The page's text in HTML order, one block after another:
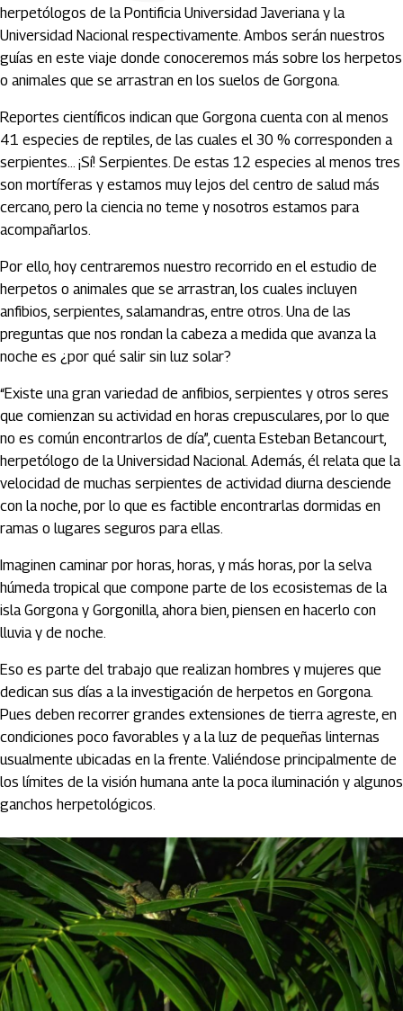
herpetólogos de la Pontificia Universidad Javeriana y la
Universidad Nacional respectivamente. Ambos serán nuestros
guías en este viaje donde conoceremos más sobre los herpetos
o animales que se arrastran en los suelos de Gorgona.
Reportes científicos indican que Gorgona cuenta con al menos
41 especies de reptiles, de las cuales el 30 % corresponden a
serpientes… ¡Sí! Serpientes. De estas 12 especies al menos tres
son mortíferas y estamos muy lejos del centro de salud más
cercano, pero la ciencia no teme y nosotros estamos para
acompañarlos.
Por ello, hoy centraremos nuestro recorrido en el estudio de
herpetos o animales que se arrastran, los cuales incluyen
anfibios, serpientes, salamandras, entre otros. Una de las
preguntas que nos rondan la cabeza a medida que avanza la
noche es ¿por qué salir sin luz solar?
“Existe una gran variedad de anfibios, serpientes y otros seres
que comienzan su actividad en horas crepusculares, por lo que
no es común encontrarlos de día”, cuenta Esteban Betancourt,
herpetólogo de la Universidad Nacional. Además, él relata que la
velocidad de muchas serpientes de actividad diurna desciende
con la noche, por lo que es factible encontrarlas dormidas en
ramas o lugares seguros para ellas.
Imaginen caminar por horas, horas, y más horas, por la selva
húmeda tropical que compone parte de los ecosistemas de la
isla Gorgona y Gorgonilla, ahora bien, piensen en hacerlo con
lluvia y de noche.
Eso es parte del trabajo que realizan hombres y mujeres que
dedican sus días a la investigación de herpetos en Gorgona.
Pues deben recorrer grandes extensiones de tierra agreste, en
condiciones poco favorables y a la luz de pequeñas linternas
usualmente ubicadas en la frente. Valiéndose principalmente de
los límites de la visión humana ante la poca iluminación y algunos
ganchos herpetológicos.